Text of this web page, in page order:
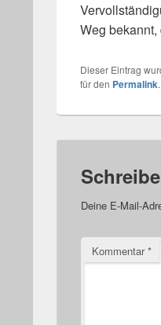
Weg
Dieser Eintrag
für den Permalink.
Deine E-Mail-
Kommentar*